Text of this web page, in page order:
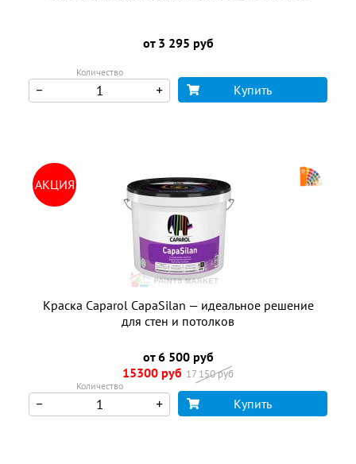
от 3 295 руб
Количество
Купить
АКЦИЯ
Краска Caparol CapaSilan — идеальное решение
для стен и потолков
от 6 500 руб
15300 руб 17 150 руб
Количество
Купить